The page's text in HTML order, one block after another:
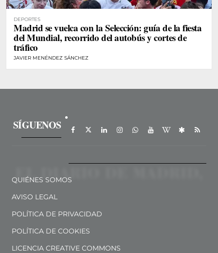
DEPORTES
Madrid se vuelca con la Selección: guía de la fiesta
del Mundial, recorrido del autobús y cortes de
tráfico
JAVIER MENÉNDEZ SÁNCHEZ
SÍGUENOS
QUIÉNES SOMOS
AVISO LEGAL
POLÍTICA DE PRIVACIDAD
POLÍTICA DE COOKIES
LICENCIA CREATIVE COMMONS